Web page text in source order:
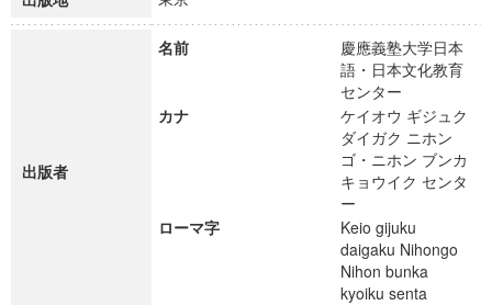
出版者
名前
慶應義塾大学日本
語・日本文化教育
センター
カナ
ケイオウ ギジュク
ダイガク ニホン
ゴ・ニホン ブンカ
キョウイク センタ
ー
ローマ字
Keio gijuku
daigaku Nihongo
Nihon bunka
kyoiku senta